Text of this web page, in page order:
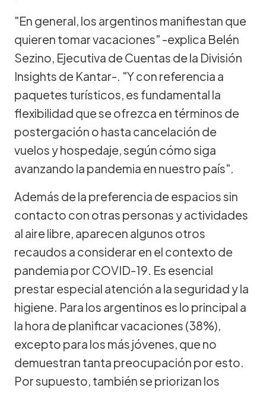
"En general, los argentinos manifiestan que
quieren tomar vacaciones" -explica Belén
Sezino, Ejecutiva de Cuentas de la División
Insights de Kantar-. "Y con referencia a
paquetes turísticos, es fundamental la
flexibilidad que se ofrezca en términos de
postergación o hasta cancelación de
vuelos y hospedaje, según cómo siga
avanzando la pandemia en nuestro país".
Además de la preferencia de espacios sin
contacto con otras personas y actividades
al aire libre, aparecen algunos otros
recaudos a considerar en el contexto de
pandemia por COVID-19. Es esencial
prestar especial atención a la seguridad y la
higiene. Para los argentinos es lo principal a
la hora de planificar vacaciones (38%),
excepto para los más jóvenes, que no
demuestran tanta preocupación por esto.
Por supuesto, también se priorizan los